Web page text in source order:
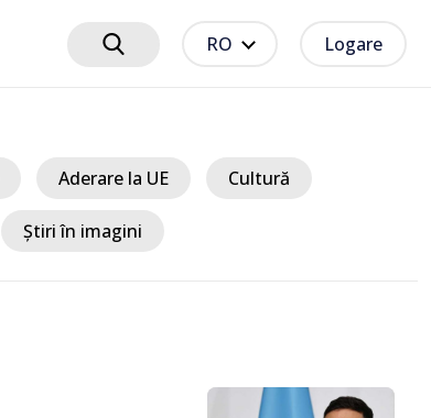
RO Logare
Aderare la UE Cultură
Știri în imagini